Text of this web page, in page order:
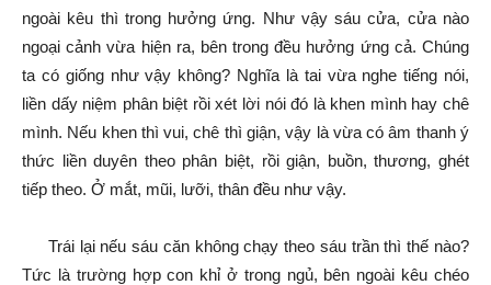
ngoài kêu thì trong hưởng ứng. Như vậy sáu cửa, cửa nào
ngoại cảnh vừa hiện ra, bên trong đều hưởng ứng cả. Chúng
ta có giống như vậy không? Nghĩa là tai vừa nghe tiếng nói,
liền dấy niệm phân biệt rồi xét lời nói đó là khen mình hay chê
mình. Nếu khen thì vui, chê thì giận, vậy là vừa có âm thanh ý
thức liền duyên theo phân biệt, rồi giận, buồn, thương, ghét
tiếp theo. Ở mắt, mũi, lưỡi, thân đều như vậy.
Trái lại nếu sáu căn không chạy theo sáu trần thì thế nào?
Tức là trường hợp con khỉ ở trong ngủ, bên ngoài kêu chéo